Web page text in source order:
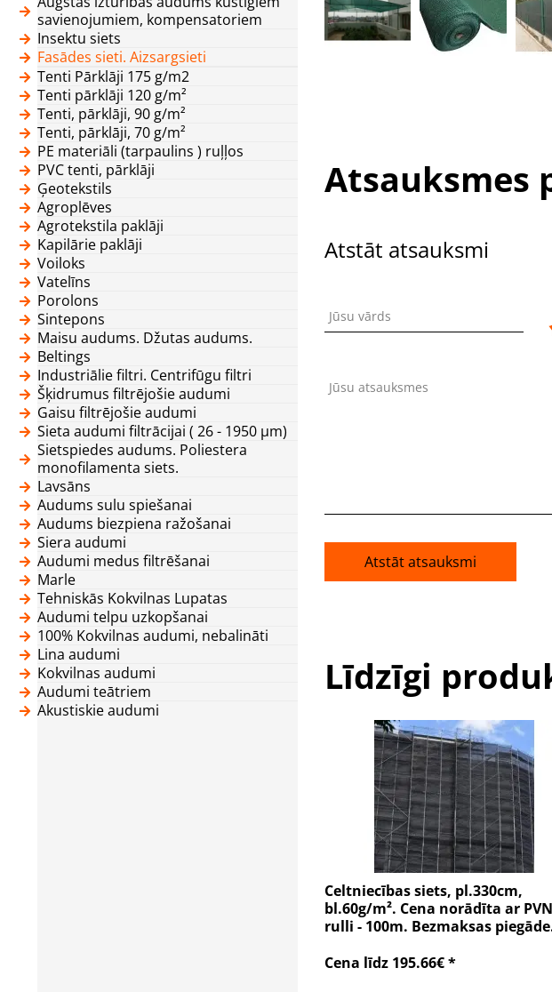
savienojumiem, kompensatoriem
Insektu siets
Fasādes sieti. Aizsargsieti
Tenti Pārklāji 175 g/m2
Tenti pārklāji 120 g/m²
Tenti, pārklāji, 90 g/m²
Tenti, pārklāji, 70 g/m²
PE materiāli (tarpaulins ) ruļļos
PVC tenti, pārklāji
Ģeotekstils
Agroplēves
Agrotekstila paklāji
Kapilārie paklāji
Voiloks
Vatelīns
Porolons
Sintepons
Maisu audums. Džutas audums.
Beltings
Industriālie filtri. Centrifūgu filtri
Šķidrumus filtrējošie audumi
Gaisu filtrējošie audumi
Sieta audumi filtrācijai ( 26 - 1950 μm)
Sietspiedes audums. Poliestera
monofilamenta siets.
Lavsāns
Audums sulu spiešanai
Audums biezpiena ražošanai
Siera audumi
Audumi medus filtrēšanai
Marle
Tehniskās Kokvilnas Lupatas
Audumi telpu uzkopšanai
100% Kokvilnas audumi, nebalināti
Lina audumi
Kokvilnas audumi
Audumi teātriem
Akustiskie audumi
Atsauksmes
Atstāt atsauksmi
Jūsu vārds
Jūsu atsauksmes
Atstāt atsauksmi
Līdzīgi
Celtniecības siets, pl.330cm,
bl.60g/m². Cena norādīta ar
rulli - 100m. Bezmaksas
Cena līdz 195.66€ *